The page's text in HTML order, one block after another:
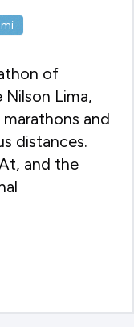
mi
of
Lima,
and
distances.
and the